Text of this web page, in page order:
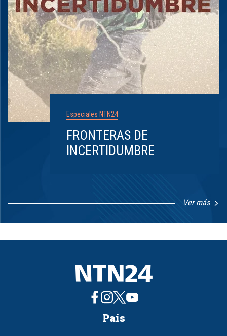
Especiales NTN24
FRONTERAS DE
INCERTIDUMBRE
Ver más
1
8
País